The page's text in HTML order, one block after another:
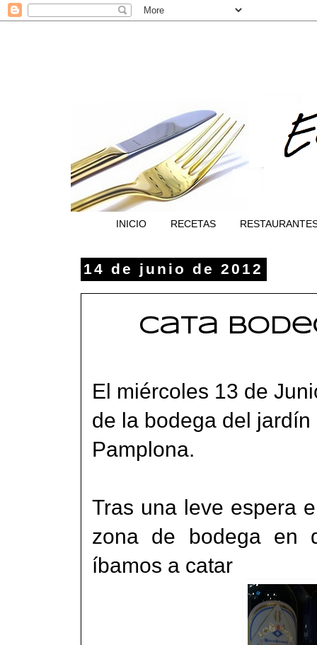
INICIO RECETAS
14 de junio de 2012
Cata
El miércoles 13 de
de la bodega del jardín
Pamplona.
Tras una leve espera
zona de bodega en
íbamos a catar